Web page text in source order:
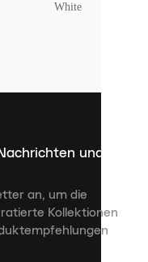
White
und
an, um die
Kollektionen